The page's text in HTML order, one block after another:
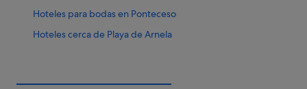
Hoteles para bodas en Ponteceso
Hoteles cerca de Playa de Arnela